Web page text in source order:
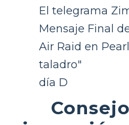
El telegrama
Mensaje Final
Air Raid en
taladro"
día D